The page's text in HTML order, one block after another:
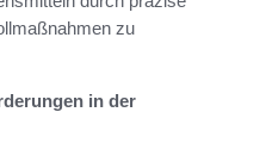
zu
in der